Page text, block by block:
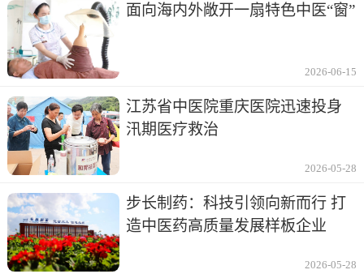
面向海内外敞开一扇特色中医“窗”
2026-06-15
江苏省中医院重庆医院迅速投身
汛期医疗救治
2026-05-28
步长制药：科技引领向新而行 打
造中医药高质量发展样板企业
2026-05-28